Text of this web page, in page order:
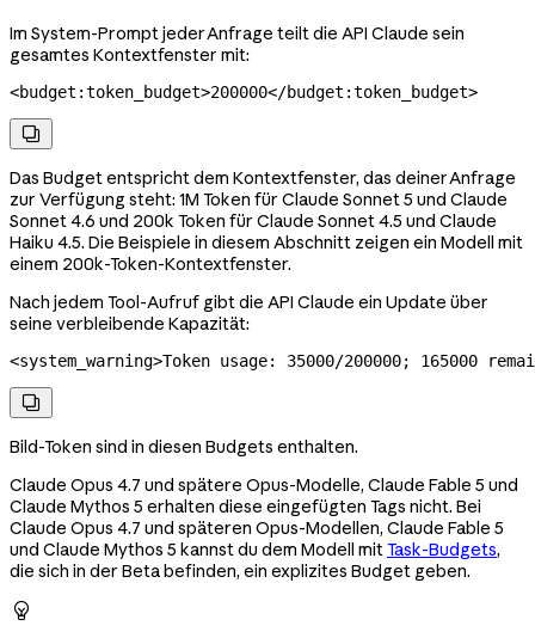
Im System-Prompt jeder Anfrage teilt die API Claude sein
gesamtes Kontextfenster mit:
<budget:token_budget>200000</budget:token_budget>

Das Budget entspricht dem Kontextfenster, das deiner Anfrage
zur Verfügung steht: 1M Token für Claude Sonnet 5 und Claude
Sonnet 4.6 und 200k Token für Claude Sonnet 4.5 und Claude
Haiku 4.5. Die Beispiele in diesem Abschnitt zeigen ein Modell mit
einem 200k-Token-Kontextfenster.
Nach jedem Tool-Aufruf gibt die API Claude ein Update über
seine verbleibende Kapazität:
<system_warning>Token usage: 35000/200000; 165000

Bild-Token sind in diesen Budgets enthalten.
Claude Opus 4.7 und spätere Opus-Modelle, Claude Fable 5 und
Claude Mythos 5 erhalten diese eingefügten Tags nicht. Bei
Claude Opus 4.7 und späteren Opus-Modellen, Claude Fable 5
und Claude Mythos 5 kannst du dem Modell mitTask-Budgets,
die sich in der Beta befinden, ein explizites Budget geben.
